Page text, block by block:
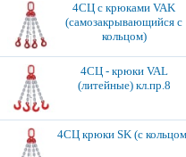
4СЦ с крюками VAK
(самозакры­вающийся с
кольцом)
4СЦ - крюки VAL
(литейные) кл.пр.8
4СЦ крюки SK (с